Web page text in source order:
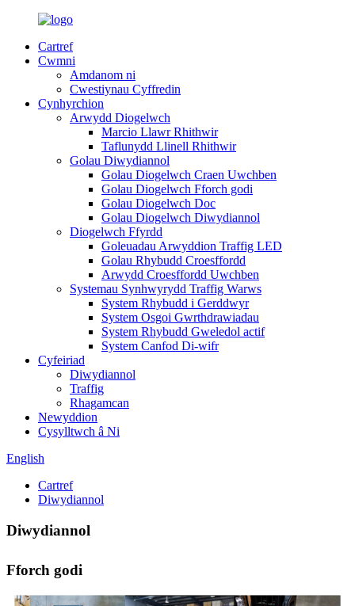
Cartref
Cwmni
Amdanom ni
Cwestiynau Cyffredin
Cynhyrchion
Arwydd Diogelwch
Marcio Llawr Rhithwir
Taflunydd Llinell Rhithwir
Golau Diwydiannol
Golau Diogelwch Craen Uwchben
Golau Diogelwch Fforch godi
Golau Diogelwch Doc
Golau Diogelwch Diwydiannol
Diogelwch Ffyrdd
Goleuadau Arwyddion Traffig LED
Golau Rhybudd Croesffordd
Arwydd Croesffordd Uwchben
Systemau Synhwyrydd Traffig Warws
System Rhybudd i Gerddwyr
System Osgoi Gwrthdrawiadau
System Rhybudd Gweledol actif
System Canfod Di-wifr
Cyfeiriad
Diwydiannol
Traffig
Rhagamcan
Newyddion
Cysylltwch â Ni
English
Cartref
Diwydiannol
Diwydiannol
Fforch godi